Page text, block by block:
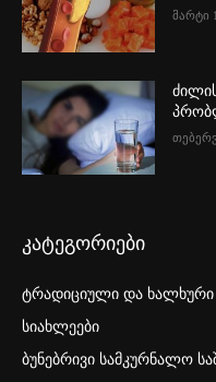
მარტი
კატეგორიები
ტრადიციული და
სიახლეები
ბუნებრივი სამკურნალო